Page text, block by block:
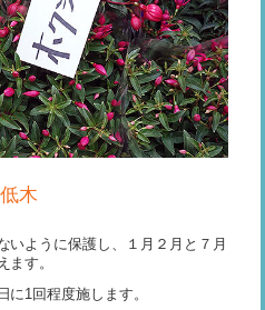
木
いように保護し、１月２月と７月
ます。
に1回程度施します。